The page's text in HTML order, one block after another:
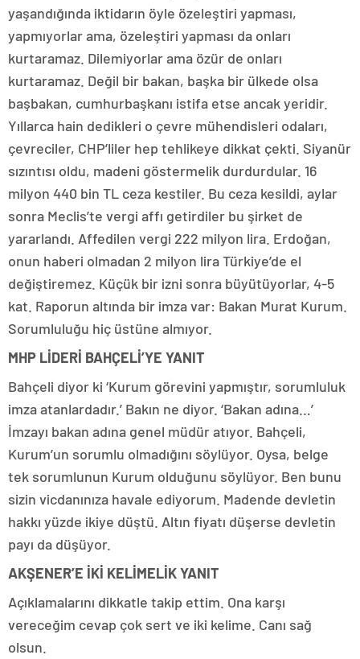
yaşandığında iktidarın öyle özeleştiri yapması,
yapmıyorlar ama, özeleştiri yapması da onları
kurtaramaz. Dilemiyorlar ama özür de onları
kurtaramaz. Değil bir bakan, başka bir ülkede olsa
başbakan, cumhurbaşkanı istifa etse ancak yeridir.
Yıllarca hain dedikleri o çevre mühendisleri odaları,
çevreciler, CHP’liler hep tehlikeye dikkat çekti. Siyanür
sızıntısı oldu, madeni göstermelik durdurdular. 16
milyon 440 bin TL ceza kestiler. Bu ceza kesildi, aylar
sonra Meclis’te vergi affı getirdiler bu şirket de
yararlandı. Affedilen vergi 222 milyon lira. Erdoğan,
onun haberi olmadan 2 milyon lira Türkiye’de el
değiştiremez. Küçük bir izni sonra büyütüyorlar, 4-5
kat. Raporun altında bir imza var: Bakan Murat Kurum.
Sorumluluğu hiç üstüne almıyor.
MHP LİDERİ BAHÇELİ’YE YANIT
Bahçeli diyor ki ‘Kurum görevini yapmıştır, sorumluluk
imza atanlardadır.’ Bakın ne diyor. ‘Bakan adına…’
İmzayı bakan adına genel müdür atıyor. Bahçeli,
Kurum’un sorumlu olmadığını söylüyor. Oysa, belge
tek sorumlunun Kurum olduğunu söylüyor. Ben bunu
sizin vicdanınıza havale ediyorum. Madende devletin
hakkı yüzde ikiye düştü. Altın fiyatı düşerse devletin
payı da düşüyor.
AKŞENER’E İKİ KELİMELİK YANIT
Açıklamalarını dikkatle takip ettim. Ona karşı
vereceğim cevap çok sert ve iki kelime. Canı sağ
olsun.